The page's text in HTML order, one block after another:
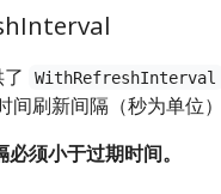
WithRefreshInterval
间刷新间隔（秒为单位
须小于过期时间。